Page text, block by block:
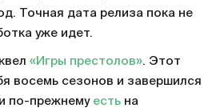
Точная дата релиза пока не
уже идет.
«Игры престолов». Этот
восемь сезонов и завершился
по-прежнему есть на